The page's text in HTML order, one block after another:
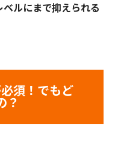
ルにまで抑えられる
須！でもど
？